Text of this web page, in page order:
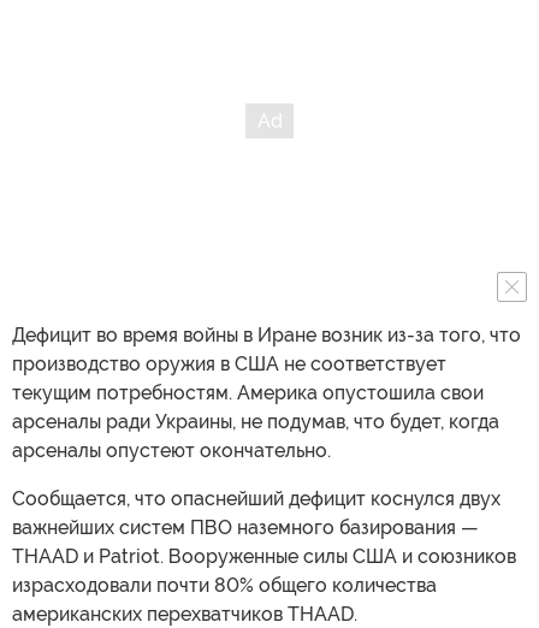
Дефицит во время войны в Иране возник из-за того, что
производство оружия в США не соответствует
текущим потребностям. Америка опустошила свои
арсеналы ради Украины, не подумав, что будет, когда
арсеналы опустеют окончательно.
Сообщается, что опаснейший дефицит коснулся двух
важнейших систем ПВО наземного базирования —
THAAD и Patriot. Вооруженные силы США и союзников
израсходовали почти 80% общего количества
американских перехватчиков THAAD.